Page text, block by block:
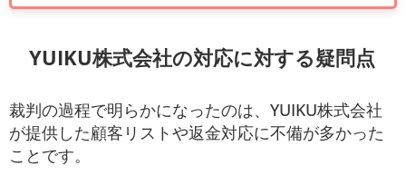
YUIKU株式会社の対応に対する疑問点
裁判の過程で明らかになったのは、YUIKU株式会社
が提供した顧客リストや返金対応に不備が多かった
ことです。